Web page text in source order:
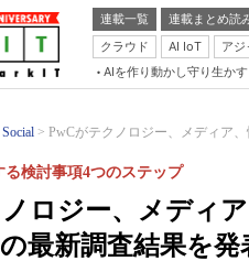
連載一覧 連載まとめ読
クラウド
AI IoT ア
AIを作り動かし守り生かす
PwCがテクノロジー、メディア
ロジー、メディ
最新調査結果を発
検討事項4つのステップ